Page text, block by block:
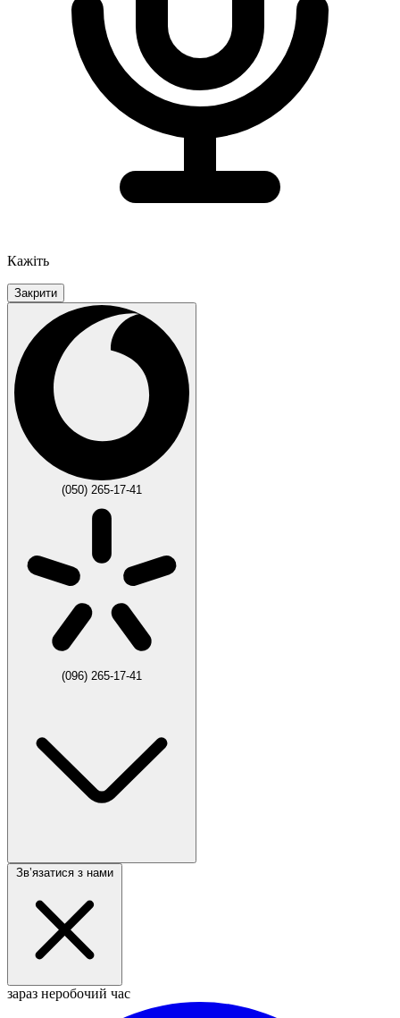
Кажіть
Закрити
(050) 265-17-41
(096) 265-17-41
Звʼязатися з нами
зараз неробочий час